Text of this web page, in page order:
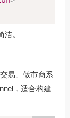
。
易、做市商系
，适合构建